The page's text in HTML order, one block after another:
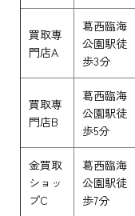
買取専
門店A
葛西臨海
公園駅徒
歩3分
買取専
門店B
葛西臨海
公園駅徒
歩5分
金買取
ショッ
プC
葛西臨海
公園駅徒
歩7分